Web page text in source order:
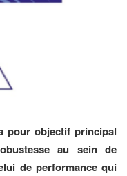
pour objectif principal
au sein de
de performance qui